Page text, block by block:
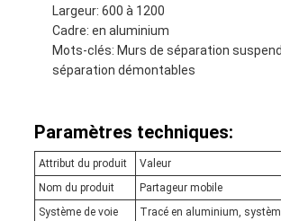
Largeur: 600 à 1200
Cadre: en aluminium
Mots-clés: Murs de séparation
séparation démontables
Paramètres techniques:
Attribut du produit
Valeur
Nom du produit
Partageur mobile
Système de voie
Tracé en aluminium,